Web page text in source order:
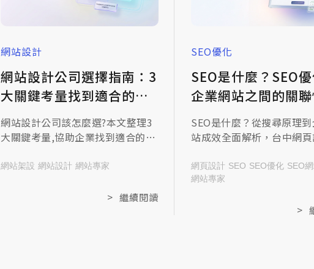
網站設計
網站設計公司選擇指南：3
大關鍵考量找到適合的網
站架設合作夥伴
網站設計公司該怎麼選?本文整理3
大關鍵考量,協助企業找到適合的網
專業建議,立即諮詢提升品牌價值!
網站架設 網站設計 網站專家
> 繼續閱讀
SEO優化
SEO是什麼？SEO
企業網站之間的關
SEO是什麼？從搜尋原理
站成效全面解析，台中網
品牌曝光的關聯性，一起
章，掌握提升流量的方法！
網頁設計 SEO SEO優化 SEO
網站專家
>